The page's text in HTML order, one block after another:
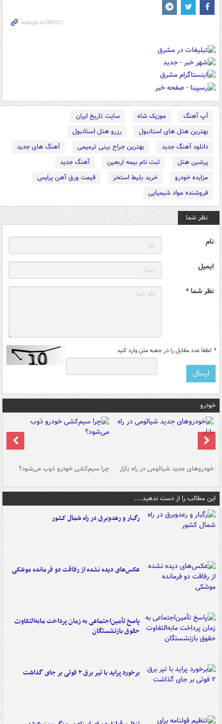
آپ آهنگ موزیک شاه
سایت تاریخ ایران
بهترین هتل های استانبول
رزرو هتل استانبول
دانلود آهنگ جدید
بهترین جراح بینی ترمیمی
آهنگ های جدید
پرشین هتل
ثبت نام بیمه اربعین
آهنگ جدید
مزایده خودرو
خرید بلیط استخر
قیمت ورق آهن پرایس
فروشنده مواد شیمیایی
نظر شما
نام
ایمیل
نظر شما *
* لطفا عدد مقابل را در جعبه متن وارد کنید
خودرو
خودروهای جدید شیائومی در راه بازار چرا سیم‌کشی خودرو ذوب می‌شود؟
این مطالب را از دست ندهید....
رگبار و رعدوبرق در راه شمال کشور
عکس‌های دیده نشده از رفاقت دو فرمانده‌ موشکی
پاسخ تأمین‌اجتماعی به زمان پرداخت مابه‌التفاوت
حقوق بازنشستگان
برخورد پراید با تیر برق ۲ فوتی بر جای گذاشت